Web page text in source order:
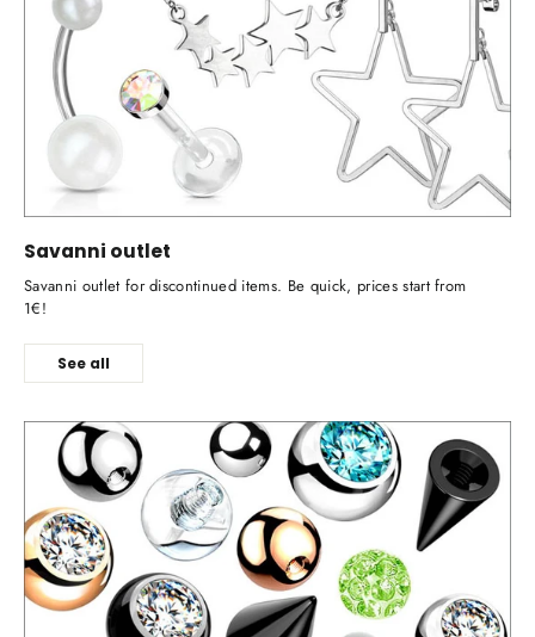
Savanni outlet
Savanni outlet for discontinued items. Be quick, prices start from
1€!
See all